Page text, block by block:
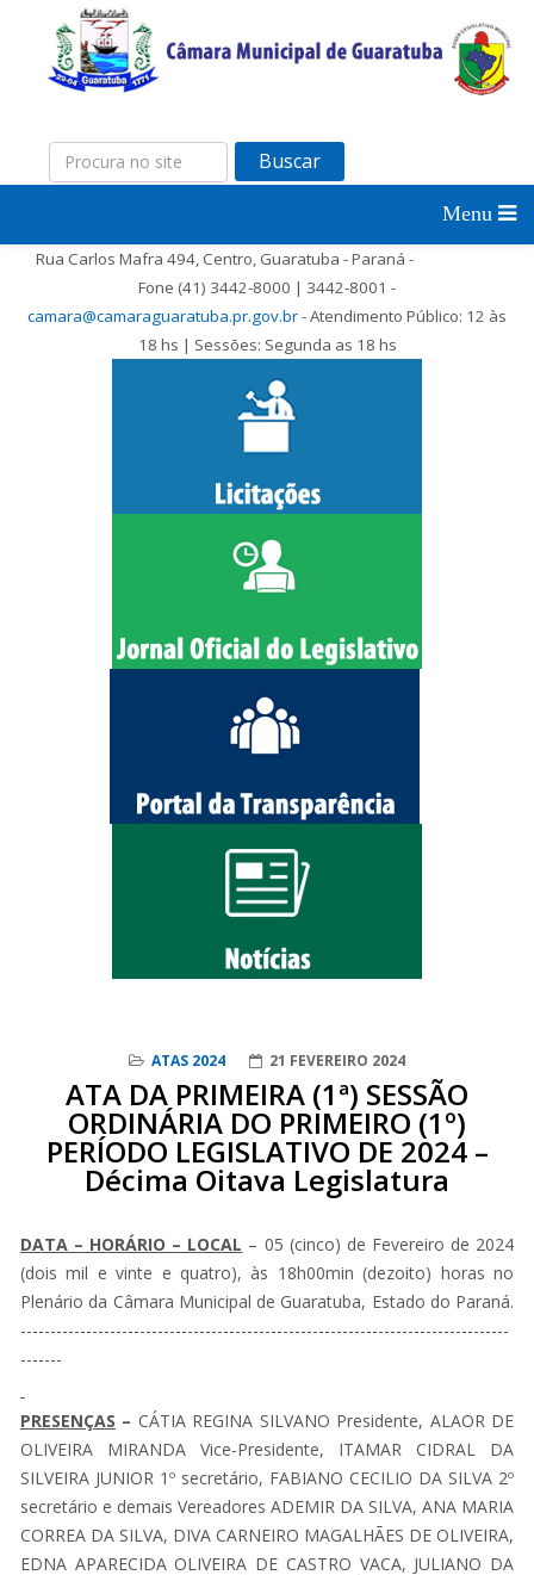
Buscar
Rua Carlos Mafra 494, Centro, Guaratuba - Paraná -
Fone (41) 3442-8000 | 3442-8001 -
camara@camaraguaratuba.pr.gov.br- Atendimento Público: 12 às
18 hs | Sessões: Segunda as 18 hs
ATAS 2024 21 FEVEREIRO 2024
ATA DA PRIMEIRA (1ª) SESSÃO
ORDINÁRIA DO PRIMEIRO (1º)
PERÍODO LEGISLATIVO DE 2024 –
Décima Oitava Legislatura
DATA – HORÁRIO – LOCAL – 05 (cinco) de Fevereiro de 2024
(dois mil e vinte e quatro), às 18h00min (dezoito) horas no
Plenário da Câmara Municipal de Guaratuba, Estado do Paraná.
----------------------------------------------------------------------------------
-------
PRESENÇAS – CÁTIA REGINA SILVANO Presidente, ALAOR DE
OLIVEIRA MIRANDA Vice-Presidente, ITAMAR CIDRAL DA
SILVEIRA JUNIOR 1º secretário, FABIANO CECILIO DA SILVA 2º
secretário e demais Vereadores ADEMIR DA SILVA, ANA MARIA
CORREA DA SILVA, DIVA CARNEIRO MAGALHÃES DE OLIVEIRA,
EDNA APARECIDA OLIVEIRA DE CASTRO VACA, JULIANO DA